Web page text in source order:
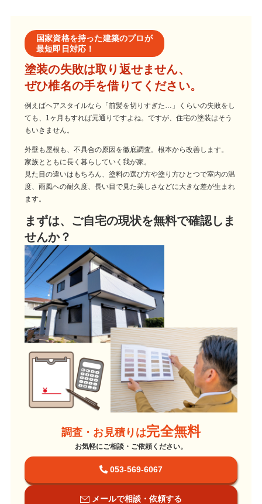
国家資格を持った建築のプロが
最短即日対応！
塗装の失敗は取り返せません、
ぜひ椎名の手を借りてください。
例えばヘアスタイルなら「前髪を切りすぎた…」くらいの失敗をし
ても、1ヶ月もすれば元通りですよね。ですが、住宅の塗装はそう
もいきません。
外壁も屋根も、不具合の原因を徹底調査。根本から改善します。
家族とともに長く暮らしていく我が家。
見た目の違いはもちろん、塗料の選び方や塗り方ひとつで室内の温
度、雨風への耐久度、長い目で見た美しさなどに大きな差が生まれ
ます。
まずは、ご自宅の現状を無料で確認しま
せんか？
調査・お見積りは完全無料
お気軽にご相談・ご依頼ください。
053-569-6067
メールで相談・依頼する